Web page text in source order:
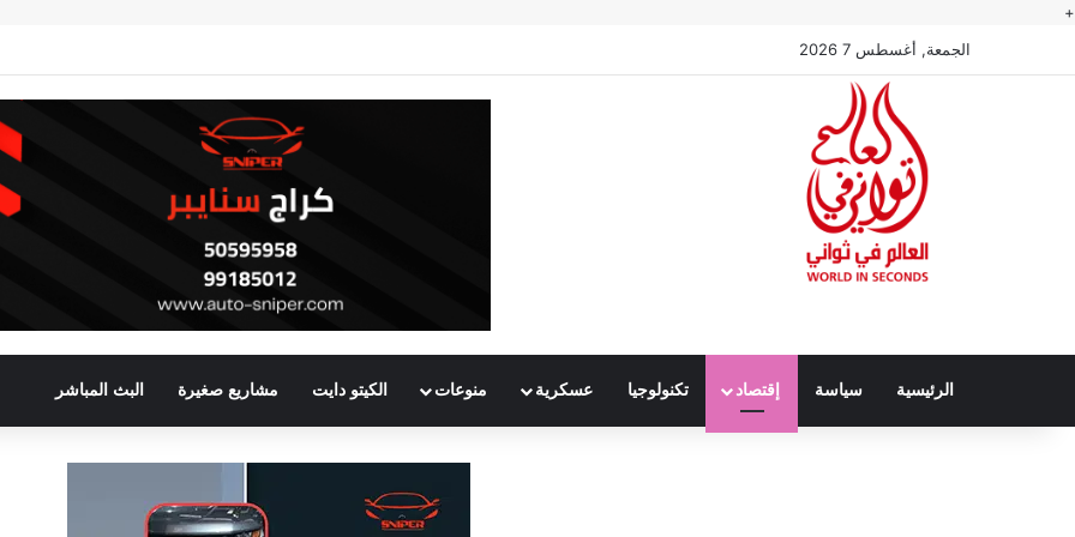
+
الجمعة, أغسطس 7 2026
الرئيسية سياسة إقتصاد تكنولوجيا عسكرية منوعات الكيتو دايت مشاريع صغيرة البث المباشر